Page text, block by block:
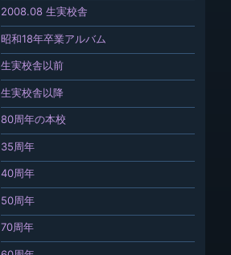
2008.08 生実校舎
昭和18年卒業アルバム
生実校舎以前
生実校舎以降
80周年の本校
35周年
40周年
50周年
70周年